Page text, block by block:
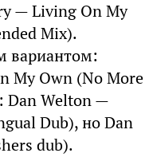
— Living On My
Mix).
вариантом:
My Own (No More
Dan Welton —
Dub), но Dan
dub).